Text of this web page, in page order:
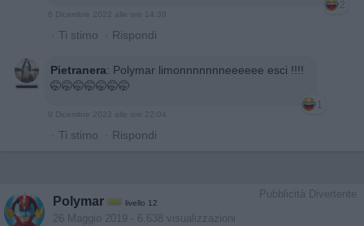
2
· Ti stimo · Rispondi
Pietranera: Polymar limonnnnnnneeeeee esci !!!!
🤭🤭🤭🤭🤭🤭🤭
1
· Ti stimo · Rispondi
Pubblicità Divertente
Polymar livello 12
26 Maggio 2019 - 6.638 visualizzazioni